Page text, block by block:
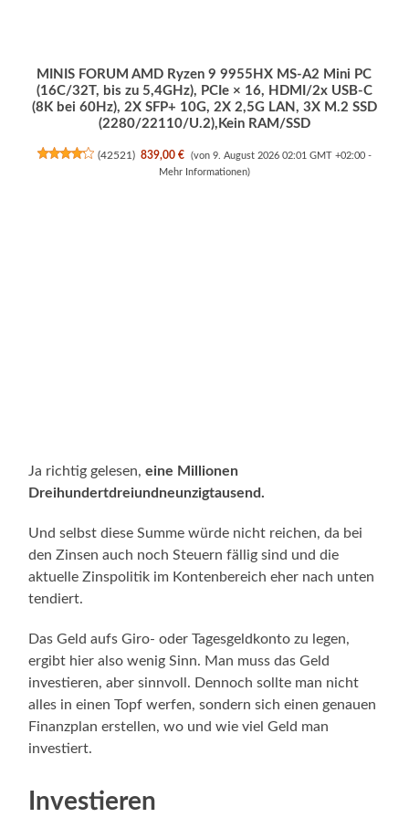
MINIS FORUM AMD Ryzen 9 9955HX MS-A2 Mini PC
(16C/32T, bis zu 5,4GHz), PCIe × 16, HDMI/2x USB-C
(8K bei 60Hz), 2X SFP+ 10G, 2X 2,5G LAN, 3X M.2 SSD
(2280/22110/U.2),Kein RAM/SSD
(42521) 839,00 €
(von 9. August 2026 02:01 GMT +02:00 -
Mehr Informationen)
Ja richtig gelesen,eine Millionen
Dreihundertdreiundneunzigtausend.
Und selbst diese Summe würde nicht reichen, da bei
den Zinsen auch noch Steuern fällig sind und die
aktuelle Zinspolitik im Kontenbereich eher nach unten
tendiert.
Das Geld aufs Giro- oder Tagesgeldkonto zu legen,
ergibt hier also wenig Sinn. Man muss das Geld
investieren, aber sinnvoll. Dennoch sollte man nicht
alles in einen Topf werfen, sondern sich einen genauen
Finanzplan erstellen, wo und wie viel Geld man
investiert.
Investieren